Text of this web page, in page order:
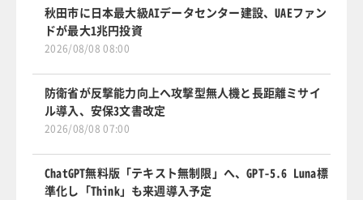
秋田市に日本最大級AIデータセンター建設、UAEファン
ドが最大1兆円投資
2026/08/08 08:00
防衛省が反撃能力向上へ攻撃型無人機と長距離ミサイ
ル導入、安保3文書改定
2026/08/08 07:00
ChatGPT無料版「テキスト無制限」へ、GPT-5.6 Luna標
準化し「Think」も来週導入予定